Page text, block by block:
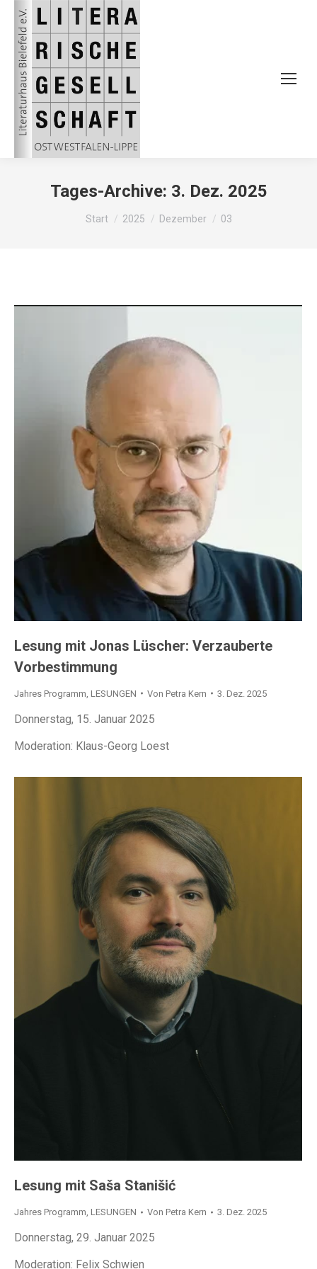
Tages-Archive: 3. Dez. 2025
Sie befinden sich hier:
Start 2025 Dezember 03
Lesung mit Jonas Lüscher: Verzauberte
Vorbestimmung
Jahres Programm LESUNGEN Von Petra Kern 3. Dez. 2025
Donnerstag, 15. Januar 2025
Moderation: Klaus-Georg Loest
Lesung mit Saša Stanišić
Jahres Programm, LESUNGEN Von Petra Kern 3. Dez. 2025
Donnerstag, 29. Januar 2025
Moderation: Felix Schwien